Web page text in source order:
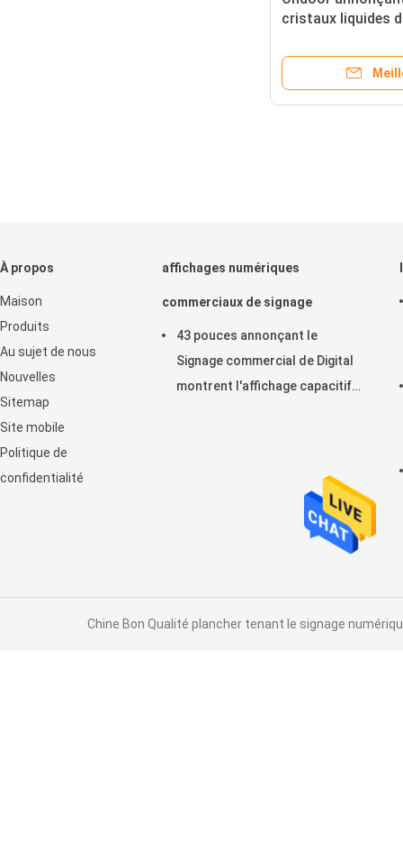
cristaux liquides
conseil vertical
À propos
Maison
Produits
Au sujet de nous
Nouvelles
Sitemap
Site mobile
Politique de
confidentialité
affichages numériques
commerciaux de signage
43 pouces annonçant le
Signage commercial de Digital
montrent l'affichage capacitif
Chine Bon Qualité plancher tenant le signage